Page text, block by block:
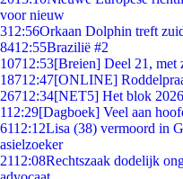
voor nieuw
312:56Orkaan Dolphin treft
8412:55Brazilië #2
10712:53[Breien] Deel 21, met
18712:47[ONLINE]
26712:34[NET5] Het blok
112:29[Dagboek] Veel aan
6112:12Lisa (38) vermoord in
asielzoeker
2112:08Rechtszaak dodelijk